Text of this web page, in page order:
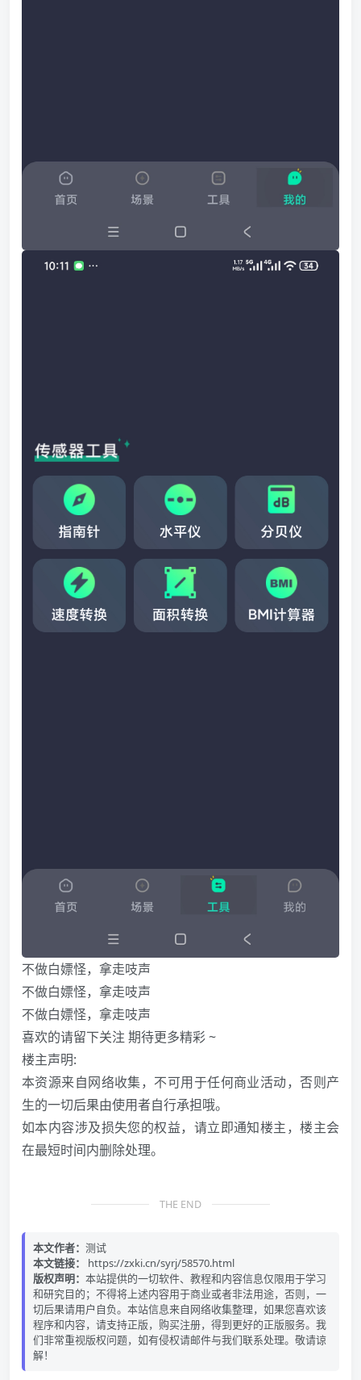
不做白嫖怪，拿走吱声
不做白嫖怪，拿走吱声
不做白嫖怪，拿走吱声
喜欢的请留下关注 期待更多精彩 ~
楼主声明:
本资源来自网络收集，不可用于任何商业活动，否则产
生的一切后果由使用者自行承担哦。
如本内容涉及损失您的权益，请立即通知楼主，楼主会
在最短时间内删除处理。
THE END
本文作者： 测试
本文链接：
https://zxki.cn/syrj/58570.html
版权声明： 本站提供的一切软件、教程和内容信息仅限用于学习
和研究目的；不得将上述内容用于商业或者非法用途，否则，一
切后果请用户自负。本站信息来自网络收集整理，如果您喜欢该
程序和内容，请支持正版，购买注册，得到更好的正版服务。我
们非常重视版权问题，如有侵权请邮件与我们联系处理。敬请谅
解！